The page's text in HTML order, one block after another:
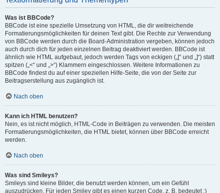
Was ist BBCode?
BBCode ist eine spezielle Umsetzung von HTML, die dir weitreichende
Formatierungsmöglichkeiten für deinen Text gibt. Die Rechte zur Verwendung
von BBCode werden durch die Board-Administration vergeben, können jedoch
auch durch dich für jeden einzelnen Beitrag deaktiviert werden. BBCode ist
ähnlich wie HTML aufgebaut, jedoch werden Tags von eckigen („[“ und „]“) statt
spitzen („<“ und „>“) Klammern eingeschlossen. Weitere Informationen zu
BBCode findest du auf einer speziellen Hilfe-Seite, die von der Seite zur
Beitragserstellung aus zugänglich ist.
Nach oben
Kann ich HTML benutzen?
Nein, es ist nicht möglich, HTML-Code in Beiträgen zu verwenden. Die meisten
Formatierungsmöglichkeiten, die HTML bietet, können über BBCode erreicht
werden.
Nach oben
Was sind Smileys?
Smileys sind kleine Bilder, die benutzt werden können, um ein Gefühl
auszudrücken. Für jeden Smiley gibt es einen kurzen Code, z. B. bedeutet :)